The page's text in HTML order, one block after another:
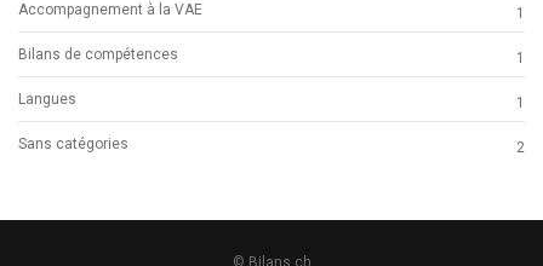
Accompagnement à la VAE 1
Bilans de compétences 1
Langues 1
Sans catégories 2